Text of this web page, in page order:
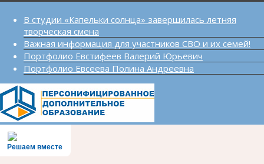
В студии «Капельки солнца» завершилась летняя
творческая смена
Важная информация для участников СВО и их семей!
Портфолио Евстифеев Валерий Юрьевич
Портфолио Евсеева Полина Андреевна
Решаем вместе